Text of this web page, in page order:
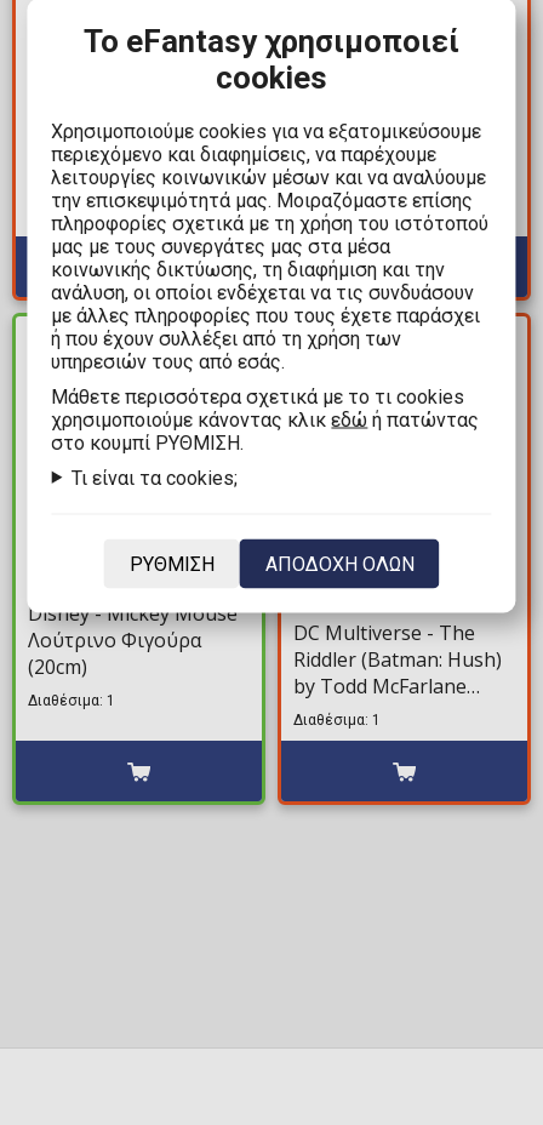
Star Wars: Skeleton
Crew Black Series - Fern
Φιγούρα Δράσης (15cm)
Διαθέσιμα: 2
41,99€
69,99€
Silent Hill 3 - Robbie the
Rabbit Mini Black
Version Φιγούρα
Δράσης (10cm)
Διαθέσιμα: 1
ΔΙΑΘΕΣΙΜΟ
Disney - Mickey Mouse
Λούτρινο Φιγούρα
(20cm)
Διαθέσιμα: 1
22,39€
DC Multiverse - The
Riddler (Batman: Hush)
by Todd McFarlane
Φιγούρα Δράσης (18cm)
Διαθέσιμα: 1
Το eFantasy χρησιμοποιεί
cookies
Χρησιμοποιούμε cookies για να εξατομικεύσουμε
περιεχόμενο και διαφημίσεις, να παρέχουμε
λειτουργίες κοινωνικών μέσων και να αναλύουμε
την επισκεψιμότητά μας. Μοιραζόμαστε επίσης
πληροφορίες σχετικά με τη χρήση του ιστότοπού
μας με τους συνεργάτες μας στα μέσα
κοινωνικής δικτύωσης, τη διαφήμιση και την
ανάλυση, οι οποίοι ενδέχεται να τις συνδυάσουν
με άλλες πληροφορίες που τους έχετε παράσχει
ή που έχουν συλλέξει από τη χρήση των
υπηρεσιών τους από εσάς.
Mάθετε περισσότερα σχετικά με το τι cookies
χρησιμοποιούμε κάνοντας κλικεδώ ή πατώντας
στο κουμπί ΡΥΘΜΙΣΗ.
Τι είναι τα cookies;
ΡΥΘΜΙΣΗ ΑΠΟΔΟΧΗ ΟΛΩΝ